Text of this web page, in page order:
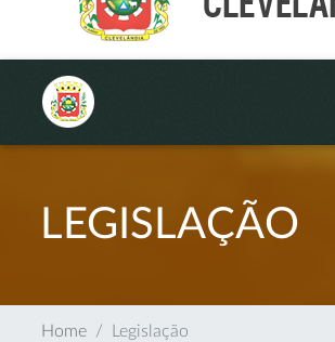
LEGISLAÇÃO
Home Legislação